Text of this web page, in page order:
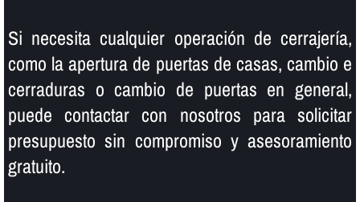
Si necesita cualquier operación de cerrajerí­a,
como la apertura de puertas de casas, cambio e
cerraduras o cambio de puertas en general,
puede contactar con nosotros para solicitar
presupuesto sin compromiso y asesoramiento
gratuito.